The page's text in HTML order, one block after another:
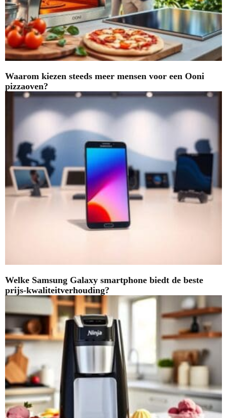
Waarom kiezen steeds meer mensen voor een Ooni
pizzaoven?
Welke Samsung Galaxy smartphone biedt de beste
prijs-kwaliteitverhouding?